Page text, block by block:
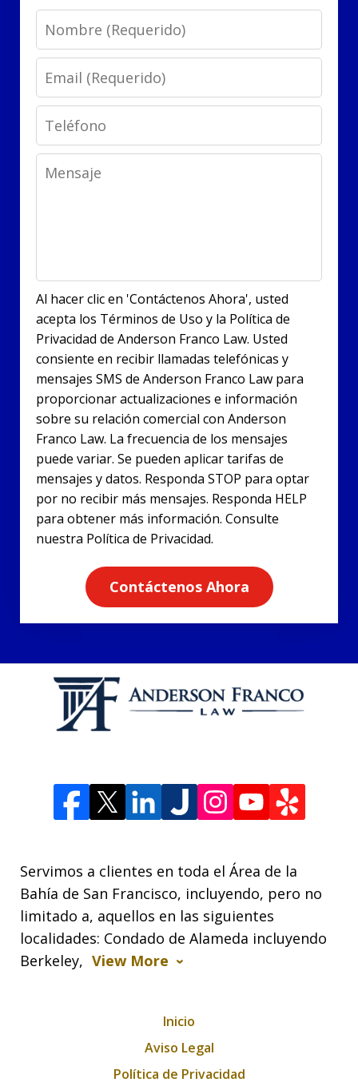
Name
Email
Phone
Message
Al hacer clic en 'Contáctenos Ahora', usted
acepta los Términos de Uso y la Política de
Privacidad de Anderson Franco Law. Usted
consiente en recibir llamadas telefónicas y
mensajes SMS de Anderson Franco Law para
proporcionar actualizaciones e información
sobre su relación comercial con Anderson
Franco Law. La frecuencia de los mensajes
puede variar. Se pueden aplicar tarifas de
mensajes y datos. Responda STOP para optar
por no recibir más mensajes. Responda HELP
para obtener más información. Consulte
nuestra Política de Privacidad.
Contáctenos Ahora
Servimos a clientes en toda el Área de la
Bahía de San Francisco, incluyendo, pero no
limitado a, aquellos en las siguientes
localidades: Condado de Alameda incluyendo
Berkeley, View More
Inicio
Aviso Legal
Política de Privacidad